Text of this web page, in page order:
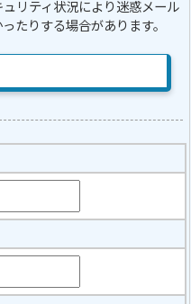
リティ状況により迷惑メール
たりする場合があります。